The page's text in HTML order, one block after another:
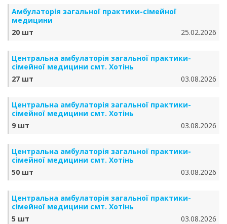
Амбулаторія загальної практики-сімейної
медицини
20 шт
25.02.2026
Центральна амбулаторія загальної практики-
сімейної медицини смт. Хотінь
27 шт
03.08.2026
Центральна амбулаторія загальної практики-
сімейної медицини смт. Хотінь
9 шт
03.08.2026
Центральна амбулаторія загальної практики-
сімейної медицини смт. Хотінь
50 шт
03.08.2026
Центральна амбулаторія загальної практики-
сімейної медицини смт. Хотінь
5 шт
03.08.2026